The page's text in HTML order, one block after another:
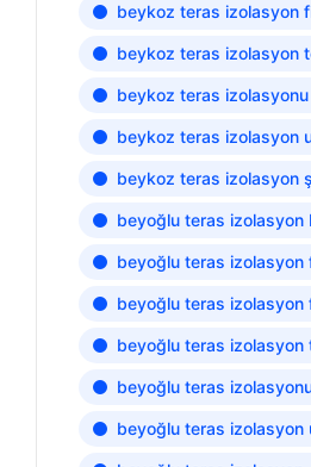
beykoz teras izolasyon
beykoz teras izolasyon
beykoz teras izolasyonu
beykoz teras izolasyon
beykoz teras izolasyon
beyoğlu teras izolasyon
beyoğlu teras izolasyon
beyoğlu teras izolasyon
beyoğlu teras izolasyon
beyoğlu teras
beyoğlu teras izolasyon